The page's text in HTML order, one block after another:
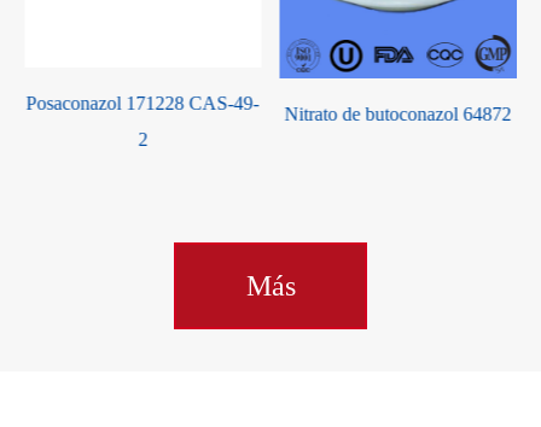
Nitrato de butoconazol 64872 Nitrato de fenticonazol 73151
Más